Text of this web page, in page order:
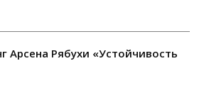
Арсена Рябухи «Устойчивость